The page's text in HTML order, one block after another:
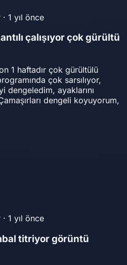
· 1 yıl önce
çalışıyor çok gürültü
1 haftadır çok gürültülü
çok sarsılıyor,
dengeledim, ayaklarını
dengeli koyuyorum,
· 1 yıl önce
titriyor görüntü